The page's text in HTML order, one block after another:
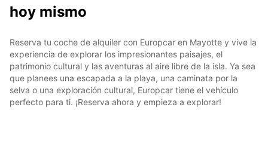
hoy mismo
Reserva tu coche de alquiler con Europcar en Mayotte y vive la
experiencia de explorar los impresionantes paisajes, el
patrimonio cultural y las aventuras al aire libre de la isla. Ya sea
que planees una escapada a la playa, una caminata por la
selva o una exploración cultural, Europcar tiene el vehículo
perfecto para ti. ¡Reserva ahora y empieza a explorar!